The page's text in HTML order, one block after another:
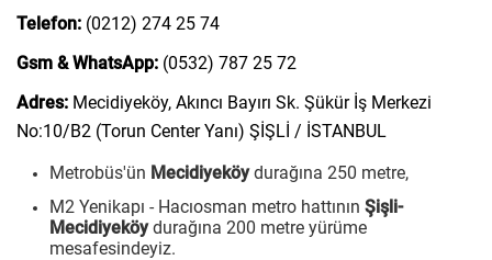
Telefon: (0212) 274 25 74
Gsm & WhatsApp: (0532) 787 25 72
Adres: Mecidiyeköy, Akıncı Bayırı Sk. Şükür İş Merkezi
No:10/B2 (Torun Center Yanı) ŞİŞLİ / İSTANBUL
Metrobüs'ün Mecidiyeköydurağına 250 metre,
M2 Yenikapı - Hacıosman metro hattının Şişli-
Mecidiyeköydurağına 200 metre yürüme
mesafesindeyiz.